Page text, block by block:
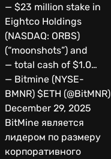
— $23 million stake in
Eightco Holdings
(NASDAQ: ORBS)
(“moonshots”) and
— total cash of $1.0…
— Bitmine (NYSE-
BMNR) $ETH (@BitMNR)
December 29, 2025
BitMine является
лидером по размеру
корпоративного